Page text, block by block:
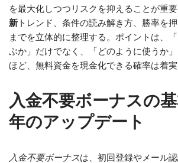
を最大化しつつリスクを抑えることが重要
新 トレンド、条件の読み解き方、勝率を
までを立体的に整理する。ポイントは、
ぶか」だけでなく、「どのように使うか
ほど、無料資金を現金化できる確率は着実
入金不要ボーナスの
年のアップデート
入金不要ボーナスは、初回登録やメール